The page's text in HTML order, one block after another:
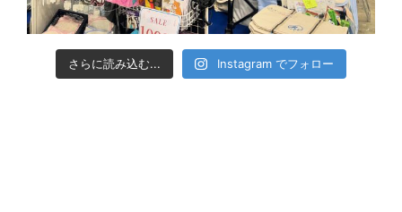
さらに読み込む... Instagram でフォロー